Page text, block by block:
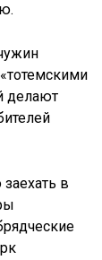
делают
в